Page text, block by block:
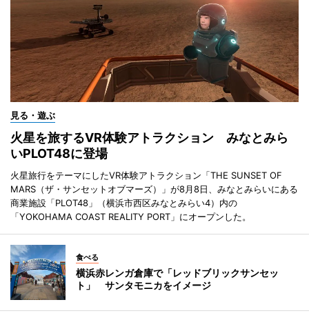
見る・遊ぶ
火星を旅するVR体験アトラクション みなとみら
いPLOT48に登場
火星旅行をテーマにしたVR体験アトラクション「THE SUNSET OF
MARS（ザ・サンセットオブマーズ）」が8月8日、みなとみらいにある
商業施設「PLOT48」（横浜市西区みなとみらい4）内の
「YOKOHAMA COAST REALITY PORT」にオープンした。
食べる
横浜赤レンガ倉庫で「レッドブリックサンセッ
ト」 サンタモニカをイメージ